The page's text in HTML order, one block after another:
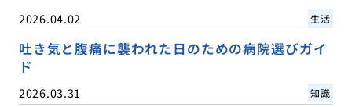
2026.04.02 生活
吐き気と腹痛に襲われた日のための病院選びガイ
ド
2026.03.31 知識